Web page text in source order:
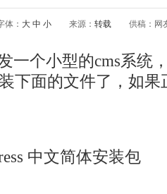
体： 大 中 小 来源： 转载 供稿：网
一个小型的cms系统
下面的文件了，如
中文简体安装包